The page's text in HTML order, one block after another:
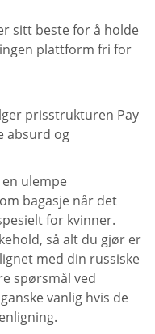
sitt beste for å holde
plattform fri for
prisstrukturen Pay
absurd og
ulempe
bagasje når det
for kvinner.
så alt du gjør er
med din russiske
spørsmål ved
vanlig hvis de